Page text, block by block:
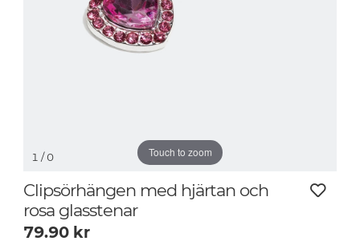
Touch to zoom
1 / 0
Clipsörhängen med hjärtan och
rosa glasstenar
79.90 kr